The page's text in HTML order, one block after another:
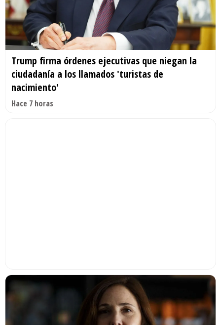
Trump firma órdenes ejecutivas que niegan la
ciudadanía a los llamados 'turistas de
nacimiento'
Hace 7 horas